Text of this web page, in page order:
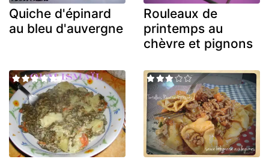
Quiche d'épinard
au bleu d'auvergne
Rouleaux de
printemps au
chèvre et pignons